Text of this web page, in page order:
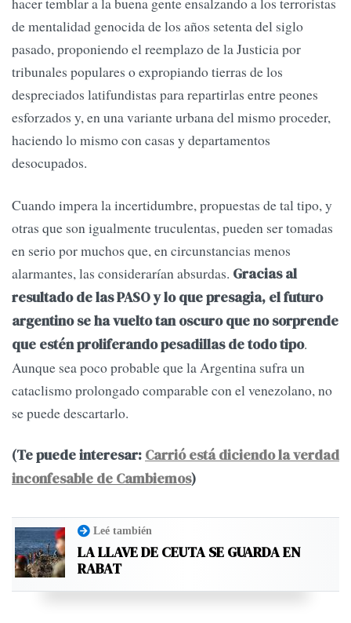
de mentalidad genocida de los años setenta del siglo
pasado, proponiendo el reemplazo de la Justicia por
tribunales populares o expropiando tierras de los
despreciados latifundistas para repartirlas entre peones
esforzados y, en una variante urbana del mismo proceder,
haciendo lo mismo con casas y departamentos
desocupados.
Cuando impera la incertidumbre, propuestas de tal tipo, y
otras que son igualmente truculentas, pueden ser tomadas
en serio por muchos que, en circunstancias menos
alarmantes, las considerarían absurdas. Gracias al
resultado de las PASO y lo que presagia, el futuro
argentino se ha vuelto tan oscuro que no sorprende
que estén proliferando pesadillas de todo tipo.
Aunque sea poco probable que la Argentina sufra un
cataclismo prolongado comparable con el venezolano, no
se puede descartarlo.
(Te puede interesar: Carrió está diciendo la verdad
inconfesable de Cambiemos)
Leé también
LA LLAVE DE CEUTA SE GUARDA EN
RABAT